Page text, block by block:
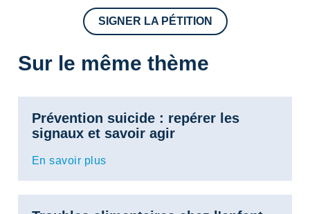
SIGNER LA PÉTITION
Sur le même thème
Prévention suicide : repérer les
signaux et savoir agir
En savoir plus